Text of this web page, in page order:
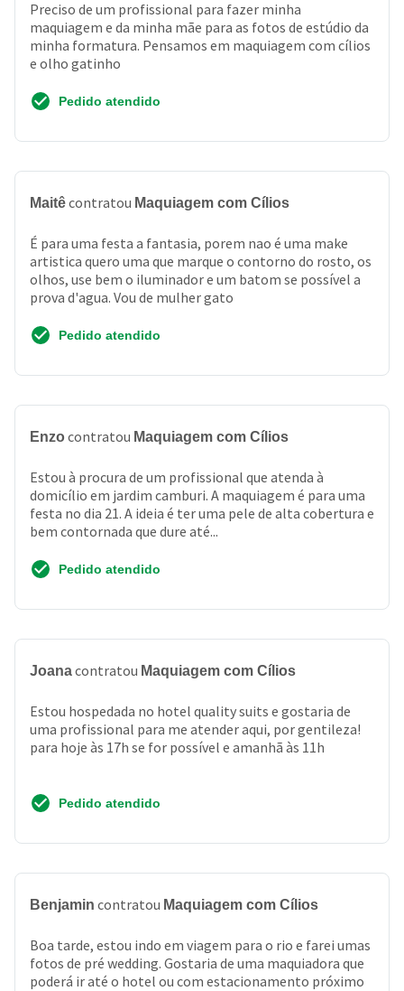
Preciso de um profissional para fazer minha
maquiagem e da minha mãe para as fotos de estúdio da
minha formatura. Pensamos em maquiagem com cílios
e olho gatinho
Pedido atendido
Maitêcontratou Maquiagem com Cílios
É para uma festa a fantasia, porem nao é uma make
artistica quero uma que marque o contorno do rosto, os
olhos, use bem o iluminador e um batom se possível a
prova d'agua. Vou de mulher gato
Pedido atendido
Enzo contratou Maquiagem com Cílios
Estou à procura de um profissional que atenda à
domicílio em jardim camburi. A maquiagem é para uma
festa no dia 21. A ideia é ter uma pele de alta cobertura e
bem contornada que dure até...
Pedido atendido
Joanacontratou Maquiagem com Cílios
Estou hospedada no hotel quality suits e gostaria de
uma profissional para me atender aqui, por gentileza!
para hoje às 17h se for possível e amanhã às 11h
Pedido atendido
Benjamin contratou Maquiagem com Cílios
Boa tarde, estou indo em viagem para o rio e farei umas
fotos de pré wedding. Gostaria de uma maquiadora que
poderá ir até o hotel ou com estacionamento próximo